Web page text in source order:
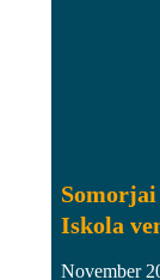
Somorjai
Iskola
November